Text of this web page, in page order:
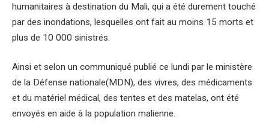
humanitaires à destination du Mali, qui a été durement touché
par des inondations, lesquelles ont fait au moins 15 morts et
plus de 10 000 sinistrés.
Ainsi et selon un communiqué publié ce lundi par le ministère
de la Défense nationale(MDN), des vivres, des médicaments
et du matériel médical, des tentes et des matelas, ont été
envoyés en aide à la population malienne.